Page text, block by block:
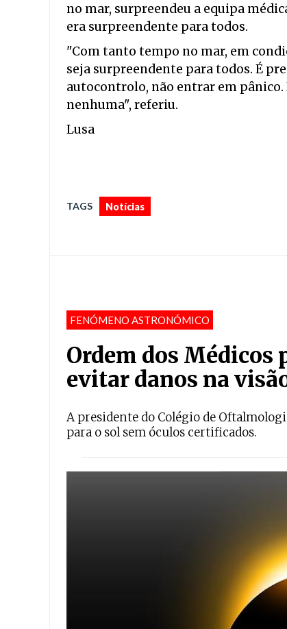
no mar, surpreendeu a equipa
era surpreendente para todos.
"Com tanto tempo no mar, em
seja surpreendente para todos. É
autocontrolo, não entrar em
nenhuma", referiu.
Lusa
TAGS Notícias
FENÓMENO ASTRONÓMICO
Ordem dos Médicos
evitar danos na
A presidente do Colégio de
para o sol sem óculos certificados.